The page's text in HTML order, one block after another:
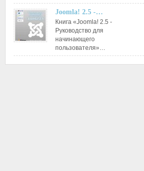
Joomla! 2.5 -…
Книга «Joomla! 2.5 -
Руководство для
начинающего
пользователя»…